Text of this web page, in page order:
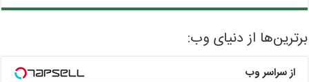
برترین‌ها از دنیای وب:
از سراسر وب